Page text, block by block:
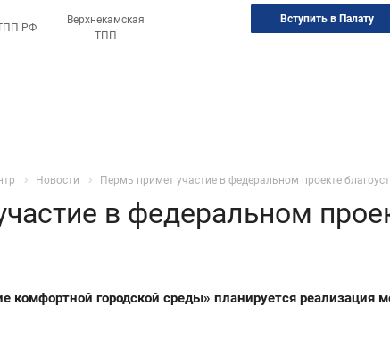
РФ
Верхнекамская
ТПП
Вступить в Палату
Новости Пермь примет участие в федеральном проекте
в федеральном
комфортной городской среды» планируется